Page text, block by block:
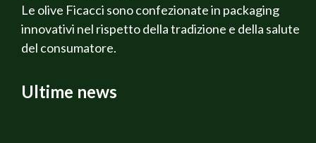
Le olive Ficacci sono confezionate in packaging
innovativi nel rispetto della tradizione e della salute
del consumatore.
Ultime news